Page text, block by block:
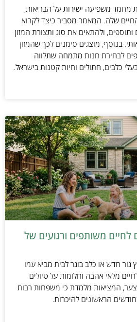
מחמד משפיעה ישירות על הבריאות,
שלה. המאמר מסביר כיצד לקרוא
ותוספים, ולהתאים את סוג ותצורת המזון
בנוסף, מוצגים סימנים לכך שהמזון
לבחירת חנות מתמחה שתלווה
כלבים, חתולים וחיות קטנות בישראל.
משותפים ורגועים של
גור חדש או כלב בוגר לבית מביא עמו
מלאי אהבה וחלומות על טיולים
המציאות מלמדת כי משפחות רבות
הראשונים להיכרות.